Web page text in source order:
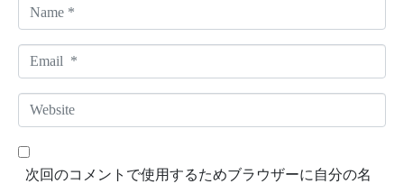
a
m
*
m
a
*
W
e
b
次回のコメントで使用するためブラウザーに自分の名